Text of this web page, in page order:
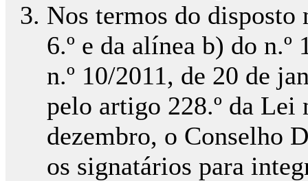
Nos termos do disposto
6.º e da alínea b) do
n.º 10/2011, de 20 de
pelo artigo 228.º da Lei
dezembro, o Conselho
os signatários para